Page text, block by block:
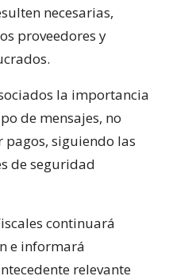
necesarias,
proveedores y
la importancia
de mensajes, no
pagos, siguiendo las
de seguridad
continuará
e informará
relevante